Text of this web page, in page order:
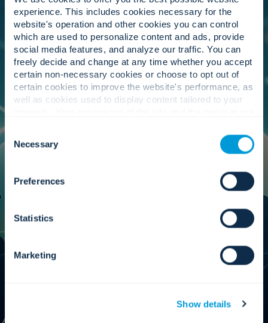
experience. This includes cookies necessary for the
website's operation and other cookies you can control
which are used to personalize content and ads, provide
social media features, and analyze our traffic. You can
freely decide and change at any time whether you accept
certain non-necessary cookies or choose to opt out of
certain cookies to improve the website's performance, as
well as cookies used to display content tailored to your
cookies. Click "Show details" below for more information
about who we share your information with.
Consent
Selection
Necessary
Preferences
Statistics
Marketing
Show details
지도.
저희 경영진은 고객의 성과를 중심으로 하는 파트너
십 전략을 육성합니다. 전 세계 제조업체와의 협력을
강화하여 더 나은 조건, 신속한 지원, 그리고 새로운
기업으로 자리매김하고 있습니다.
우리는 책임감 있는 확장을 위한 감독을 제공하고, 독
립성을 유지하며, 파트너 생태계가 우리의 가치에 기
성, 신뢰성 및 장기적인 가치를 제공할 수 있도록 구